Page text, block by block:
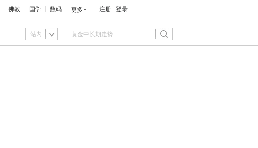
佛教 国学 数码 更多 注册 登录
站内